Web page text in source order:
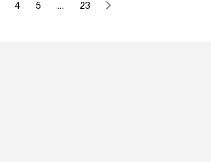
4 5 ... 23